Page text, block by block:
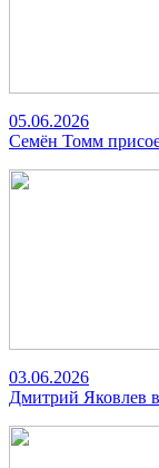
05.06.2026
Семён Томм
03.06.2026
Дмитрий Яковлев